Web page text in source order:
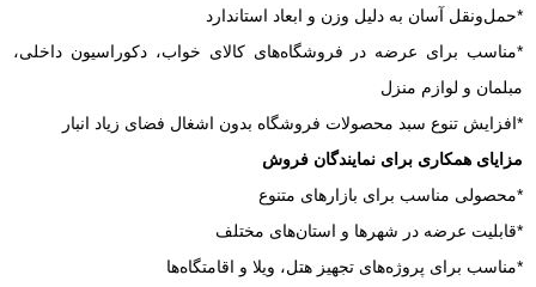
*حمل‌ونقل آسان به دلیل وزن و ابعاد استاندارد
*مناسب برای عرضه در فروشگاه‌های کالای خواب، دکوراسیون داخلی،
مبلمان و لوازم منزل
*افزایش تنوع سبد محصولات فروشگاه بدون اشغال فضای زیاد انبار
مزایای همکاری برای نمایندگان فروش
*محصولی مناسب برای بازارهای متنوع
*قابلیت عرضه در شهرها و استان‌های مختلف
*مناسب برای پروژه‌های تجهیز هتل، ویلا و اقامتگاه‌ها